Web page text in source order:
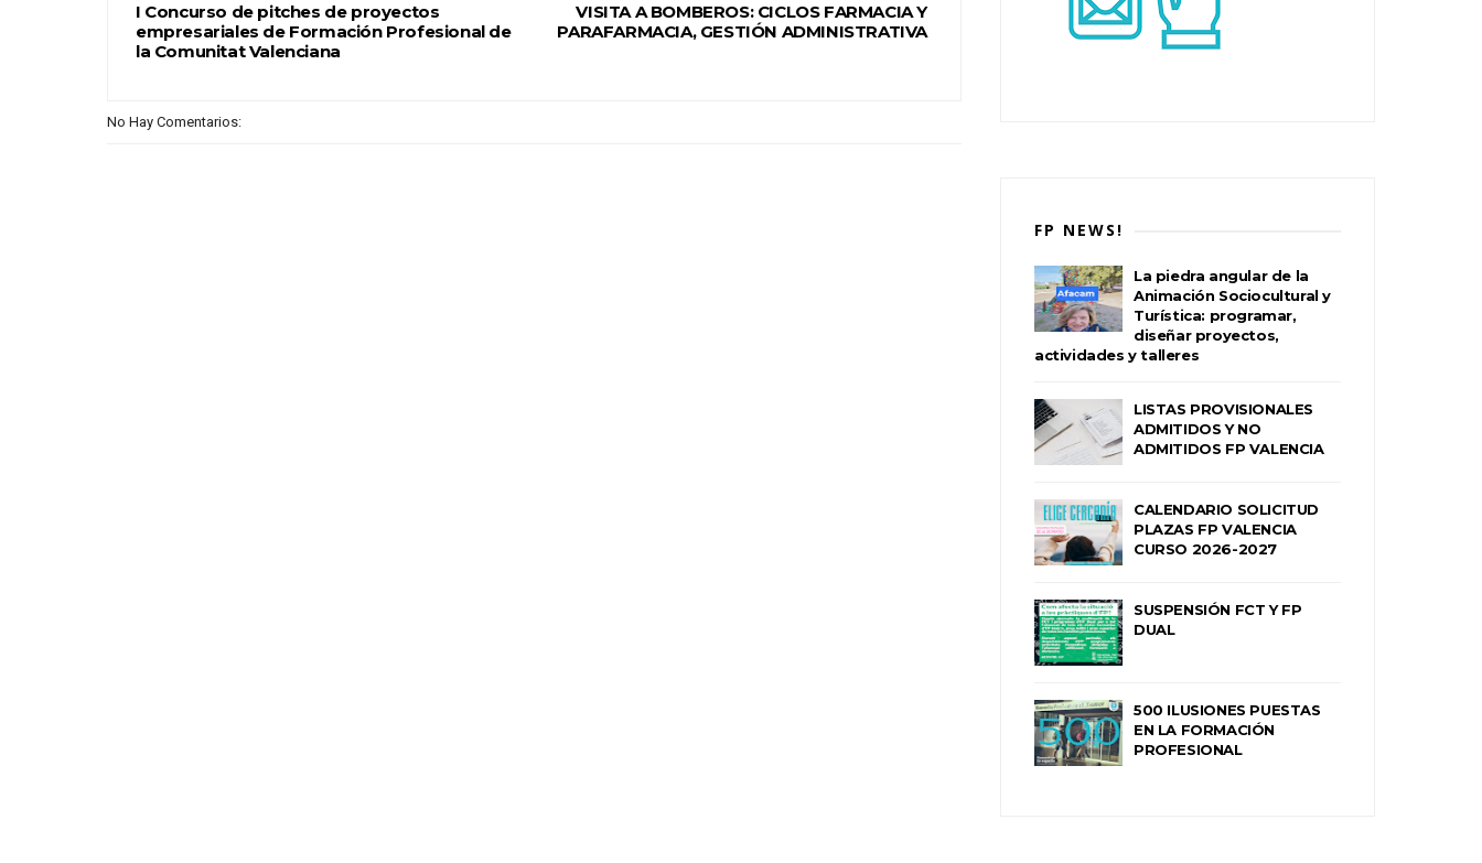
VISITA A BOMBEROS: CICLOS FARMACIA Y
PARAFARMACIA, GESTIÓN ADMINISTRATIVA
I Concurso de pitches de proyectos
empresariales de Formación Profesional de
la Comunitat Valenciana
No Hay Comentarios:
FP NEWS!
La piedra angular de la
Animación Sociocultural y
Turística: programar,
diseñar proyectos,
actividades y talleres
LISTAS PROVISIONALES
ADMITIDOS Y NO
ADMITIDOS FP VALENCIA
CALENDARIO SOLICITUD
PLAZAS FP VALENCIA
CURSO 2026-2027
SUSPENSIÓN FCT Y FP
DUAL
500 ILUSIONES PUESTAS
EN LA FORMACIÓN
PROFESIONAL